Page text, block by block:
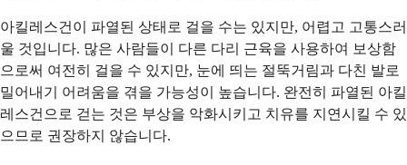
아킬레스건이 파열된 상태로 걸을 수는 있지만, 어렵고 고통스러
울 것입니다. 많은 사람들이 다른 다리 근육을 사용하여 보상함
으로써 여전히 걸을 수 있지만, 눈에 띄는 절뚝거림과 다친 발로
밀어내기 어려움을 겪을 가능성이 높습니다. 완전히 파열된 아킬
레스건으로 걷는 것은 부상을 악화시키고 치유를 지연시킬 수 있
으므로 권장하지 않습니다.